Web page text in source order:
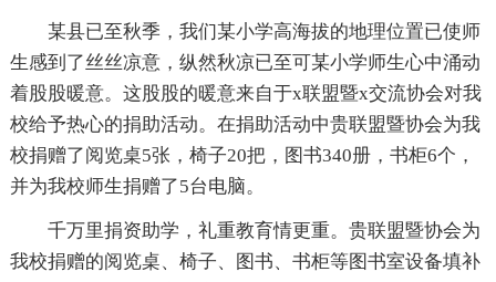
某县已至秋季，我们某小学高海拔的地理位置已使师
生感到了丝丝凉意，纵然秋凉已至可某小学师生心中涌动
着股股暖意。这股股的暖意来自于x联盟暨x交流协会对我
校给予热心的捐助活动。在捐助活动中贵联盟暨协会为我
校捐赠了阅览桌5张，椅子20把，图书340册，书柜6个，
并为我校师生捐赠了5台电脑。
千万里捐资助学，礼重教育情更重。贵联盟暨协会为
我校捐赠的阅览桌、椅子、图书、书柜等图书室设备填补